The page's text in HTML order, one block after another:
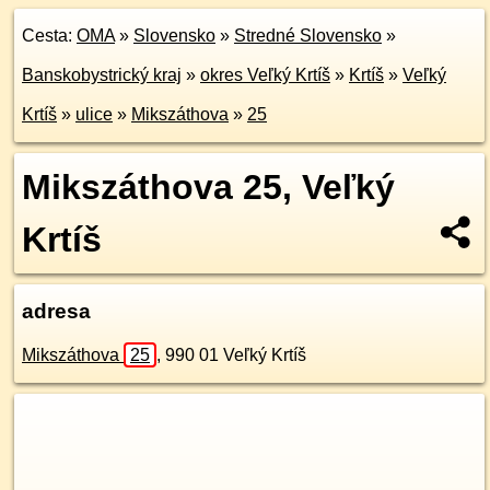
Cesta: OMA» Slovensko » Stredné Slovensko »
Banskobystrický kraj » okres Veľký Krtíš » Krtíš » Veľký
Krtíš » ulice » Mikszáthova » 25
Mikszáthova 25, Veľký
Krtíš
adresa
Mikszáthova 25 , 990 01 Veľký Krtíš